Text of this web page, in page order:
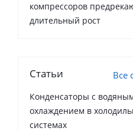
компрессоров
длительный рост
Статьи Все
Конденсаторы с
охлаждением в
системах